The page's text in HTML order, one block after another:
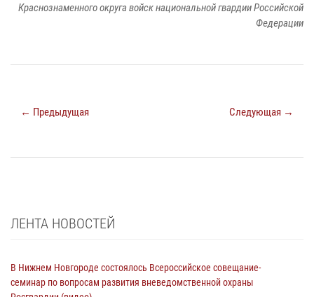
Краснознаменного округа войск национальной гвардии Российской
Федерации
← Предыдущая Следующая →
ЛЕНТА НОВОСТЕЙ
В Нижнем Новгороде состоялось Всероссийское совещание-
семинар по вопросам развития вневедомственной охраны